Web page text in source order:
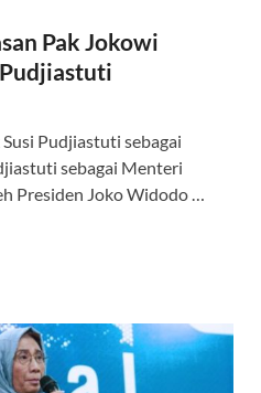
Pak Jokowi
Pudjiastuti sebagai
sebagai Menteri
Presiden Joko Widodo …